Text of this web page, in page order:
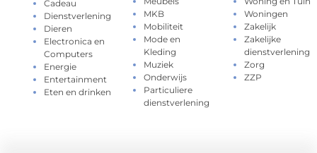
Cadeau
Dienstverlening
Dieren
Electronica en
Computers
Energie
Entertainment
Eten en drinken
MKB
Mobiliteit
Mode en
Kleding
Muziek
Onderwijs
Particuliere
dienstverlening
Woningen
Zakelijk
Zakelijke
dienstverlening
Zorg
ZZP